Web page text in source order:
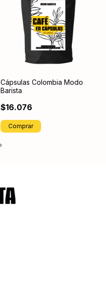
Cápsulas Colombia Modo
Barista
$16.076
Comprar